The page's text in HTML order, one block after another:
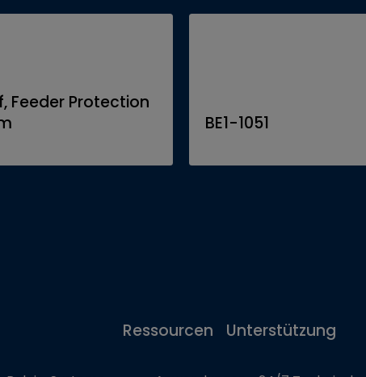
Feeder Protection
BE1-1051
Ressourcen Unterstützung